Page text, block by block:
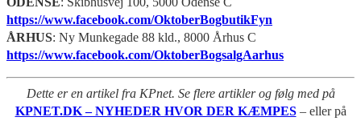
https://www.facebook.com/OktoberBogbutikFyn
ÅRHUS: Ny Munkegade 88 kld., 8000 Århus C
https://www.facebook.com/OktoberBogsalgAarhus
Dette er en artikel fra KPnet. Se flere artikler og følg med på
KPNET.DK – NYHEDER HVOR DER KÆMPES – eller på